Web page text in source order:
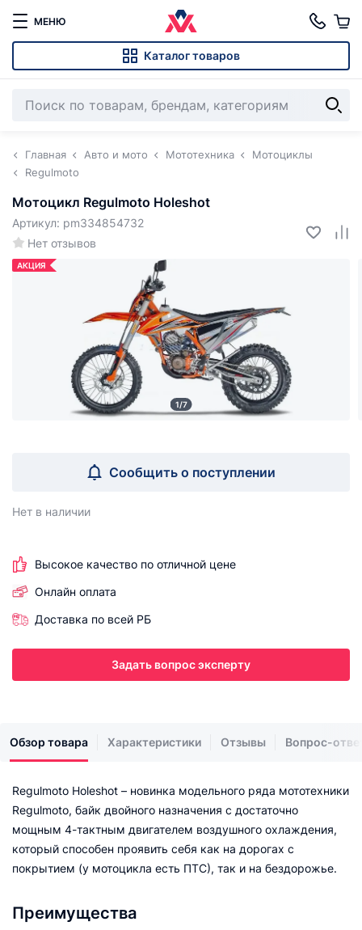
МЕНЮ
Каталог товаров
Главная Авто и мото Мототехника
Мотоциклы
Regulmoto
Мотоцикл Regulmoto Holeshot
Нет отзывов
Артикул: pm334854732
АКЦИЯ
1/7
Сообщить о поступлении
Нет в наличии
Высокое качество по отличной цене
Онлайн оплата
Доставка по всей РБ
Задать вопрос эксперту
Обзор товара Характеристики Отзывы Вопрос-
Regulmoto Holeshot – новинка модельного ряда мототехники
Regulmoto, байк двойного назначения с достаточно
мощным 4-тактным двигателем воздушного охлаждения,
который способен проявить себя как на дорогах с
покрытием (у мотоцикла есть ПТС), так и на бездорожье.
Преимущества